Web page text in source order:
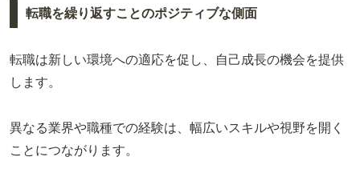
転職を繰り返すことのポジティブな側面
転職は新しい環境への適応を促し、自己成長の機会を提供
します。
異なる業界や職種での経験は、幅広いスキルや視野を開く
ことにつながります。